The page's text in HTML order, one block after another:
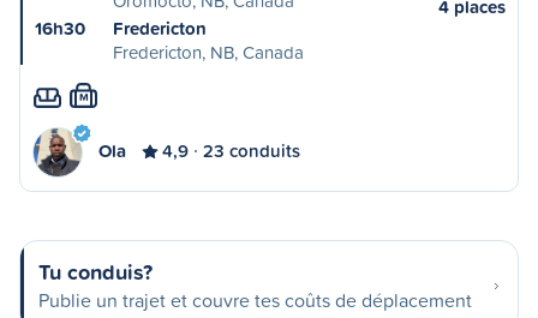
16h30
Fredericton
Fredericton, NB, Canada
4 places
M
Ola 4,9 23 conduits
Tu conduis?
Publie un trajet et couvre tes coûts de déplacement